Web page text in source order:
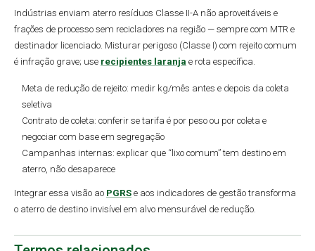
Indústrias enviam aterro resíduos Classe II-A não aproveitáveis e
frações de processo sem recicladores na região — sempre com MTR e
destinador licenciado. Misturar perigoso (Classe I) com rejeito comum
é infração grave; use recipientes laranja e rota específica.
Meta de redução de rejeito: medir kg/mês antes e depois da coleta
seletiva
Contrato de coleta: conferir se tarifa é por peso ou por coleta e
negociar com base em segregação
Campanhas internas: explicar que “lixo comum” tem destino em
aterro, não desaparece
Integrar essa visão ao PGRS e aos indicadores de gestão transforma
o aterro de destino invisível em alvo mensurável de redução.